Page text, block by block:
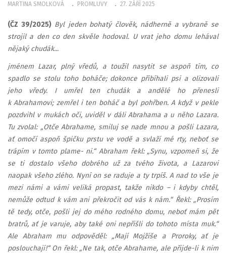
MARTINA SMOLKOVÁ PROMLUVY 27. ZÁŘÍ 2025
(ČZ 39/2025) Byl jeden bohatý člověk, nádherně a vybraně se
strojil a den co den skvěle hodoval. U vrat jeho domu lehával
nějaký chudák...
jménem Lazar, plný vředů, a toužil nasytit se aspoň tím, co
spadlo se stolu toho boháče; dokonce přibíhali psi a olizovali
jeho vředy. I umřel ten chudák a andělé ho přenesli
k Abrahamovi; zemřel i ten boháč a byl pohřben. A když v pekle
pozdvihl v mukách oči, uviděl v dáli Abrahama a u něho Lazara.
Tu zvolal: „Otče Abrahame, smiluj se nade mnou a pošli Lazara,
ať omočí aspoň špičku prstu ve vodě a svlaží mé rty, neboť se
trápím v tomto plame- ni.“ Abraham řekl: „Synu, vzpomeň si, že
se ti dostalo všeho dobrého už za tvého života, a Lazarovi
naopak všeho zlého. Nyní on se raduje a ty trpíš. A nad to vše je
mezi námi a vámi veliká propast, takže nikdo – i kdyby chtěl,
nemůže odtud k vám ani překročit od vás k nám.“ Řekl: „Prosím
tě tedy, otče, pošli jej do mého rodného domu, neboť mám pět
bratrů, ať je varuje, aby také oni nepřišli do tohoto místa muk.“
Ale Abraham mu odpověděl: „Mají Mojžíše a Proroky, ať je
poslouchají!“ On řekl: „Ne tak, otče Abrahame, ale přijde-li k nim